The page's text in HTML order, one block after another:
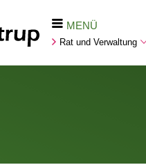
MENÜ
Rat und Verwaltung